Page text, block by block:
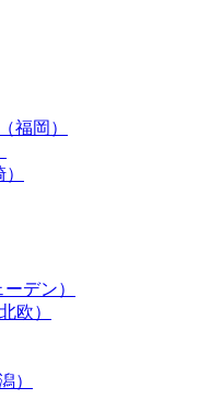
福岡）
デン）
欧）
）